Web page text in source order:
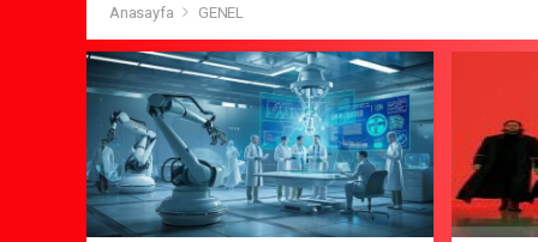
Anasayfa GENEL